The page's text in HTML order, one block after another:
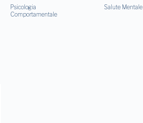
Psicologia
Comportamentale
Salute Mentale